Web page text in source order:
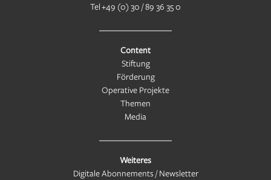
Tel+49 (0) 30 / 89 36 35 0
Content
Stiftung
Förderung
Operative Projekte
Themen
Media
Weiteres
Digitale Abonnements / Newsletter